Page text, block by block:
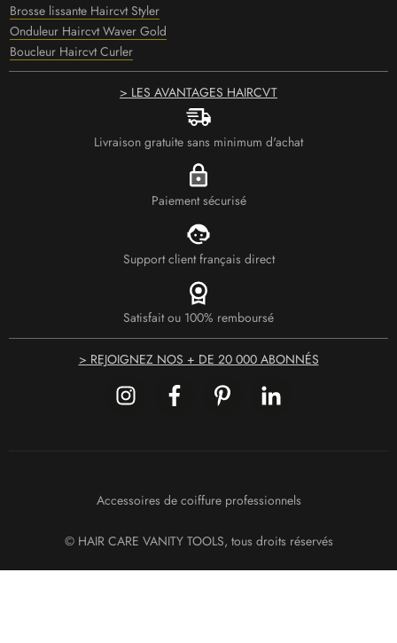
Brosse lissante Haircvt Styler
Onduleur Haircvt Waver Gold
Boucleur Haircvt Curler
> LES AVANTAGES HAIRCVT
Livraison gratuite sans minimum d'achat
Paiement sécurisé
Support client français direct
Satisfait ou 100% remboursé
> REJOIGNEZ NOS + DE 20 000 ABONNÉS
Accessoires de coiffure professionnels
© HAIR CARE VANITY TOOLS, tous droits réservés